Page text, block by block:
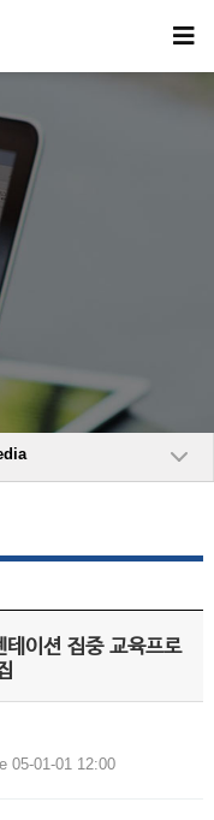
이션 집중 교육프로
05-01-01 12:00